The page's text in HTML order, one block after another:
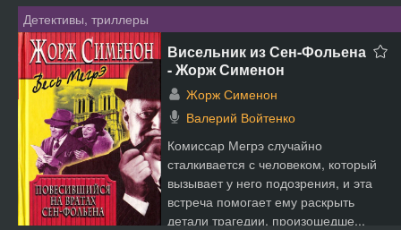
Детективы, триллеры
Висельник из Сен-Фольена
- Жорж Сименон
Жорж Сименон
Валерий Войтенко
Комиссар Мегрэ случайно
сталкивается с человеком, который
вызывает у него подозрения, и эта
встреча помогает ему раскрыть
детали трагедии, произошедше...